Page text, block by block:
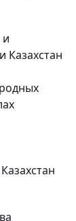
Казахстан